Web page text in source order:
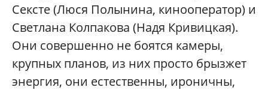
Сексте (Люся Полынина, кинооператор) и
Светлана Колпакова (Надя Кривицкая).
Они совершенно не боятся камеры,
крупных планов, из них просто брызжет
энергия, они естественны, ироничны,